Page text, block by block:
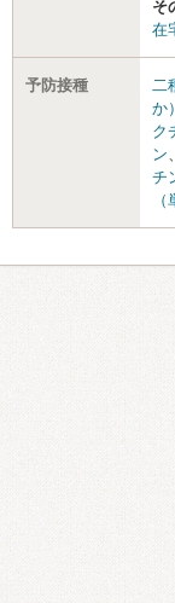
そ
在
予防接種 二
か
ク
ン
チ
（